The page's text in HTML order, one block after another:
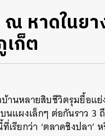
หาดในยา
เก็ต
านหลายสิบชีวิตรุมยื้อแย่
แผงเล็กๆ ต่อกันราว 3
รียกว่า ‘ตลาดชิงปลา’